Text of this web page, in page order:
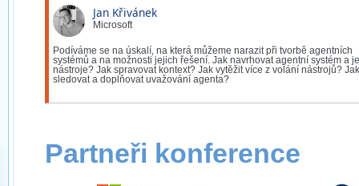
Jan Křivánek
Microsoft
Podíváme se na úskalí, na která můžeme narazit při tvorbě agentních
systémů a na možnosti jejich řešení. Jak navrhovat agentní systém a
nástroje? Jak spravovat kontext? Jak vytěžit více z volání nástrojů? Jak
sledovat a doplňovat uvažování agenta?
Partneři konference